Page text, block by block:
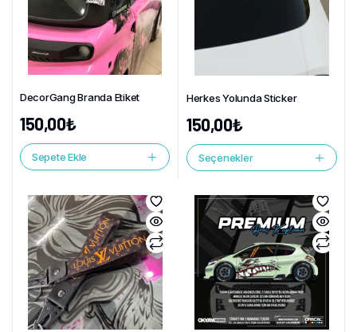
DecorGang Branda Etiket
150,00₺
Sepete Ekle
Herkes Yolunda Sticker
150,00₺
Seçenekler